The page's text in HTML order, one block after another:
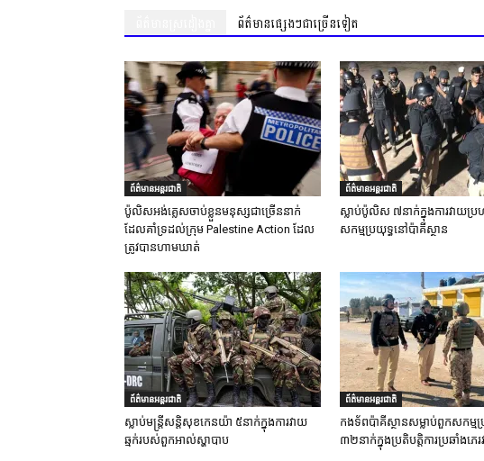
ព័ត៌មានផ្សេងៗជាច្រើនទៀត
ព័ត៌មានអន្តរជាតិ
ប៉ូលិសអង់គ្លេសចាប់ខ្លួនមនុស្សជាច្រើននាក់
ដែលគាំទ្រដល់ក្រុម Palestine Action ដែល
ត្រូវបានហាមឃាត់
ព័ត៌មានអន្តរជាតិ
ស្លាប់ប៉ូលិស ៧នាក់ក្នុងការវាយប្
សកម្មប្រយុទ្ធនៅប៉ាគីស្ថាន
ព័ត៌មានអន្តរជាតិ
ស្លាប់មន្ត្រីសន្តិសុខកេនយ៉ា ៥នាក់ក្នុងការវាយ
ឆ្មក់របស់ពួកអាល់ស្ហាបាប
ព័ត៌មានអន្តរជាតិ
កងទ័ពប៉ាគីស្ថានសម្លាប់ពួកសកម្មប្
៣២នាក់ក្នុងប្រតិបត្តិការប្រឆាំងភេរ